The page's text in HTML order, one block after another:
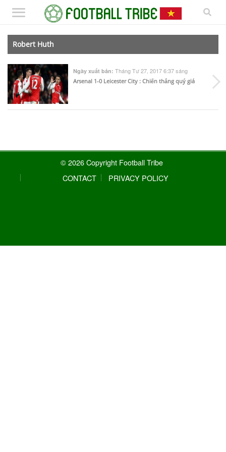
Robert Huth
Ngày xuất bản: Tháng Tư 27, 2017 6:37 sáng
Arsenal 1-0 Leicester City : Chiến thắng quý giá
© 2026 Copyright Football Tribe
CONTACT
PRIVACY POLICY